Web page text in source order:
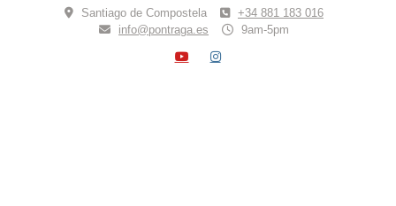
Santiago de Compostela
+34 881 183 016
info@pontraga.es
9am-5pm
YOUTUBE
INSTAGRAM